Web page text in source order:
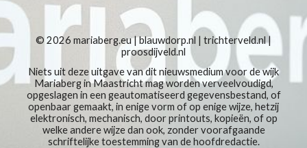
© 2026 mariaberg.eu|blauwdorp.nl | trichterveld.nl|
proosdijveld.nl
Niets uit deze uitgave van dit nieuwsmedium voor de wijk
Mariaberg in Maastricht mag worden verveelvoudigd,
opgeslagen in een geautomatiseerd gegevensbestand, of
openbaar gemaakt, in enige vorm of op enige wijze, hetzij
elektronisch, mechanisch, door printouts, kopieën, of op
welke andere wijze dan ook, zonder voorafgaande
schriftelijke toestemming van de hoofdredactie.